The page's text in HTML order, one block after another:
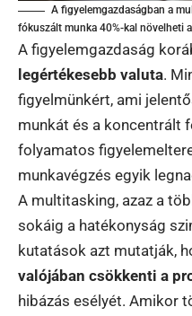
A figyelemgazdaságban a
fókuszált munka 40%-kal növelheti
A figyelemgazdaság
legértékesebb valuta.
figyelmünkért, ami
munkát és a koncentrált
folyamatos
munkavégzés egyik
A multitasking, azaz a
sokáig a hatékonyság
kutatások azt mutatják,
valójában csökkenti a
hibázás esélyét. Amikor